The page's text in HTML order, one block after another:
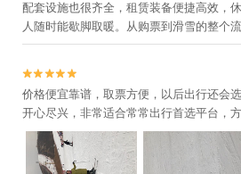
配套设施也很齐全，租赁装备便捷高效，
人随时能歇脚取暖。从购票到滑雪的整个


价格便宜靠谱，取票方便，以后出行还会
开心尽兴，非常适合常常出行首选平台，方